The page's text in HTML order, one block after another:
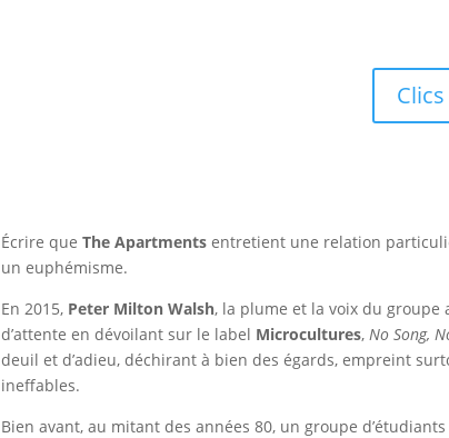
Clics
Écrire que The Apartmentsentretient une relation
un euphémisme.
En 2015, Peter Milton Walsh, la plume et la voix du groupe
d’attente en dévoilant sur le label Microcultures, No Song,
deuil et d’adieu, déchirant à bien des égards, empreint
ineffables.
Bien avant, au mitant des années 80, un groupe